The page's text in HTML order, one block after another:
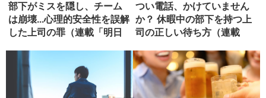
部下がミスを隠し、チーム
は崩壊...心理的安全性を誤解
した上司の罪（連載「明日
つい電話、かけていません
か？ 休暇中の部下を持つ上
司の正しい待ち方（連載